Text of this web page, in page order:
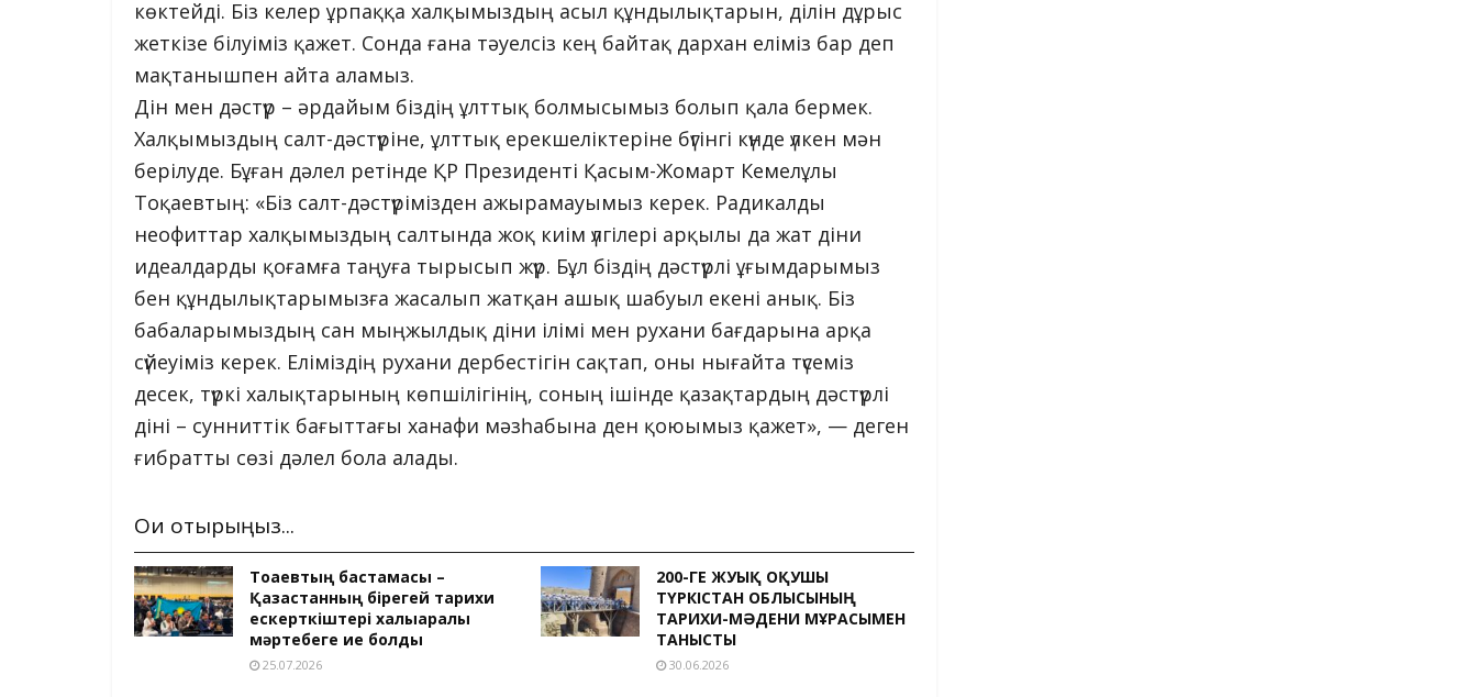
көктейді. Біз келер ұрпаққа халқымыздың асыл құндылықтарын, ділін дұрыс
жеткізе білуіміз қажет. Сонда ғана тәуелсіз кең байтақ дархан еліміз бар деп
мақтанышпен айта аламыз.
Дін мен дәстүр – әрдайым біздің ұлттық болмысымыз болып қала бермек.
Халқымыздың салт-дәстүріне, ұлттық ерекшеліктеріне бүгінгі күнде үлкен мән
берілуде. Бұған дәлел ретінде ҚР Президенті Қасым-Жомарт Кемелұлы
Тоқаевтың: «Біз салт-дәстүрімізден ажырамауымыз керек. Радикалды
неофиттар халқымыздың салтында жоқ киім үлгілері арқылы да жат діни
идеалдарды қоғамға таңуға тырысып жүр. Бұл біздің дәстүрлі ұғымдарымыз
бен құндылықтарымызға жасалып жатқан ашық шабуыл екені анық. Біз
бабаларымыздың сан мыңжылдық діни ілімі мен рухани бағдарына арқа
сүйеуіміз керек. Еліміздің рухани дербестігін сақтап, оны нығайта түсеміз
десек, түркі халықтарының көпшілігінің, соның ішінде қазақтардың дәстүрлі
діні – сунниттік бағыттағы ханафи мәзһабына ден қоюымыз қажет», — деген
ғибратты сөзі дәлел бола алады.
Оқи отырыңыз...
Тоқаевтың бастамасы –
Қазақстанның бірегей тарихи
ескерткіштері халықаралық
мәртебеге ие болды
25.07.2026
200-ГЕ ЖУЫҚ ОҚУШЫ
ТҮРКІСТАН ОБЛЫСЫНЫҢ
ТАРИХИ-МӘДЕНИ МҰРАСЫМЕН
ТАНЫСТЫ
30.06.2026